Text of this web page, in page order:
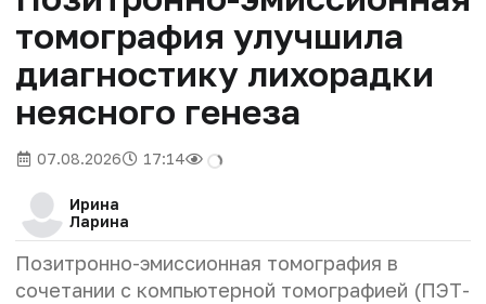
томография улучшила
диагностику лихорадки
неясного генеза
07.08.2026 17:14
Ирина
Ларина
Позитронно-эмиссионная томография в
сочетании с компьютерной томографией (ПЭТ-